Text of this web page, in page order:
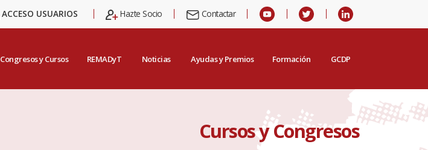
ACCESO USUARIOS Hazte Socio Contactar
Congresos y Cursos REMADyT Noticias Ayudas y Premios Formación GCDP
Cursos y Congresos